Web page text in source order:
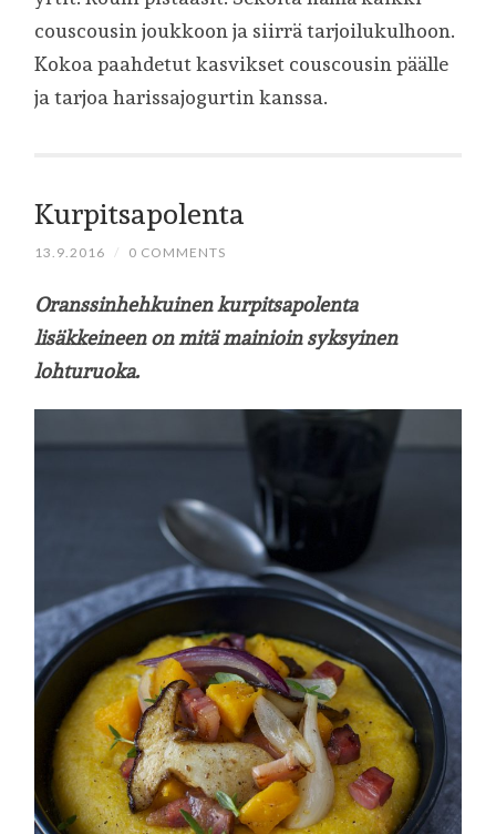
couscousin joukkoon ja siirrä tarjoilukulhoon.
Kokoa paahdetut kasvikset couscousin päälle
ja tarjoa harissajogurtin kanssa.
Kurpitsapolenta
13.9.2016 / 0 COMMENTS
Oranssinhehkuinen kurpitsapolenta
lisäkkeineen on mitä mainioin syksyinen
lohturuoka.